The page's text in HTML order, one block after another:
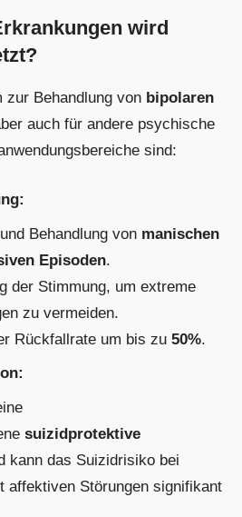
wird
zur Behandlung von bipolaren
auch für andere psychische
sind:
Behandlung von manischen
Episoden.
der Stimmung, um extreme
zu vermeiden.
Rückfallrate um bis zu 50%.
suizidprotektive
kann das Suizidrisiko bei
affektiven Störungen signifikant